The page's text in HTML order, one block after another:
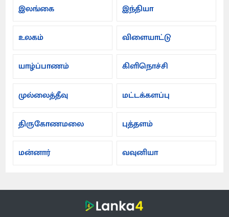
இலங்கை
இந்தியா
உலகம் விளையாட்டு
யாழ்ப்பாணம் கிளிநொச்சி
முல்லைத்தீவு மட்டக்களப்பு
திருகோணமலை புத்தளம்
மன்னார் வவுனியா